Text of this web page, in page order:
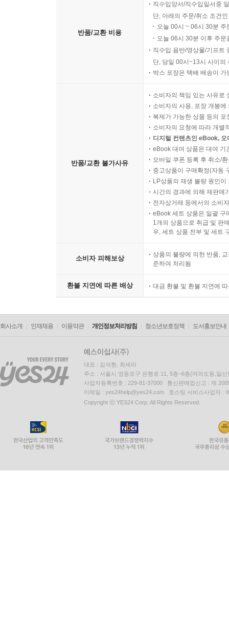
반품/교환 비용
직수입양서/직수입일서중
단, 아래의 주문/취소 조건
오늘 00시 ~ 06시 30분
오늘 06시 30분 이후 주
직수입 음반/영상물/기프트
단, 당일 00시~13시 사이의
박스 포장은 택배 배송이
반품/교환 불가사유
소비자의 책임 있는 사유로
소비자의 사용, 포장 개봉
복제가 가능한 상품 등의
소비자의 요청에 따라 개별
디지털 컨텐츠인 eBook,
eBook 대여 상품은 대여 기
모바일 쿠폰 등록 후 취소/
중고상품이 구매확정(자동
LP상품의 재생 불량 원인
시간의 경과에 의해 재판매
전자상거래 등에서의 소비
eBook 세트 상품은 일괄 구
1개의 상품으로 취급 및 판
우, 세트 상품 전부 및 세트
소비자 피해보상
상품의 불량에 의한 반품,
준하여 처리됨
환불 지연에 따른 배상 대금 환불 및 환불 지연에
회사소개 인재채용 이용약관 개인정보처리방침 청소년보호정책 도서홍보안내
대표 : 김석환, 최세라
주소 : 서울시 영등포구 은행로 11, 5층~6층(여의도동,일신
사업자등록번호 : 229-81-37000 통신판매업신고 : 제
이메일 : yes24help@yes24.com 호스팅 서비스사업자 :
Copyright ⓒ YES24 Corp. All Rights Reserved.